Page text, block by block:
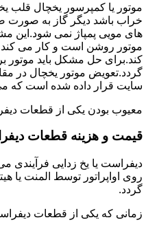
موتور یا کمپرسور یخچال قلب
خراب باشد دیگر گاز به صورت
های مویی پمپاژ نمی شود.این
موتور روشن است و کار می کند
کند.برای حل مشکل باید
گردد.تعویض موتور یخچال در
سایت قرار داده شده است که می
معیوب بودن یکی از قطعات
قیمت و هزینه قطعات
دیفراست یا یخ زدایی فرآیندی
روی اواپراتور توسط المنت یا
گردد.
زمانی که یکی از قطعات